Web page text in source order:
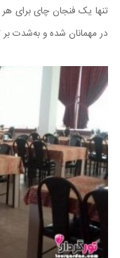
تنها یک فنجان چای برای
در مهمانان شده و به‌شدت بر